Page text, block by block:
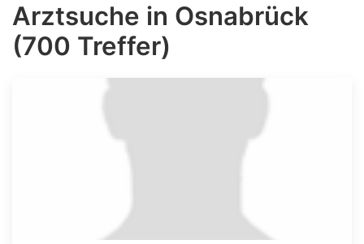
Arztsuche in Osnabrück
(700 Treffer)